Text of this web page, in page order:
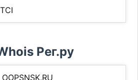
TCI
Рег.ру
OOPSNSK.RU